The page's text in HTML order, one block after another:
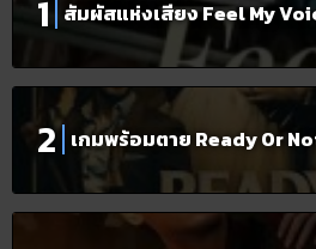
สัมผัสแห่งเสียง Feel My
เกมพร้อมตาย Ready Or